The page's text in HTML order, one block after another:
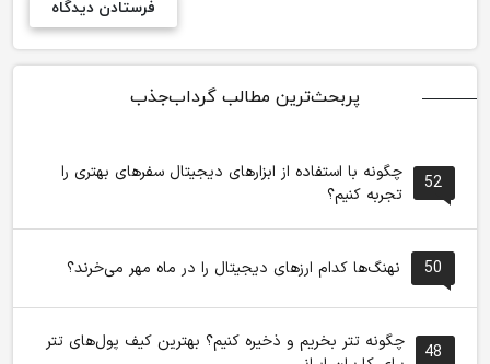
پربحث‌ترین مطالب گرداب‌جذب
52
چگونه با استفاده از ابزارهای دیجیتال سفرهای بهتری را
تجربه کنیم؟
50 نهنگ‌ها کدام ارزهای دیجیتال را در ماه مهر می‌خرند؟
48
چگونه تتر بخریم و ذخیره کنیم؟ بهترین کیف پول‌های تتر